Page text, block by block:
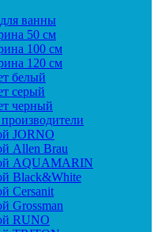
ванны
50 см
100 см
120 см
белый
серый
черный
JORNO
Allen Brau
AQUAMARIN
Black&White
Cersanit
Grossman
RUNO